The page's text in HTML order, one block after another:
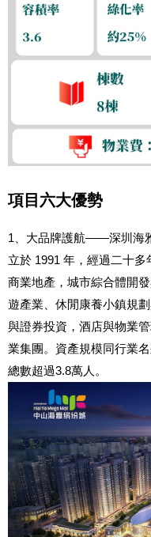
項目六大優勢
1、大品牌護航——深圳海
立於 1991 年，經過二十
商業地產，城市綜合體開
遊產業、休閒康養小鎮規
與證券投資，酒店與物業
業集團。資產規模同行業
總數超過3.8萬人。